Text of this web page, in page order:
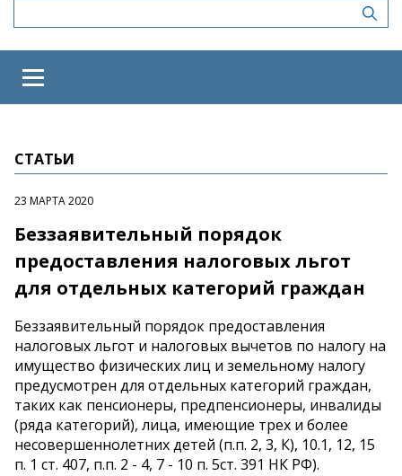
СТАТЬИ
23 МАРТА 2020
Беззаявительный порядок
предоставления налоговых льгот
для отдельных категорий граждан
Беззаявительный порядок предоставления
налоговых льгот и налоговых вычетов по налогу на
имущество физических лиц и земельному налогу
предусмотрен для отдельных категорий граждан,
таких как пенсионеры, предпенсионеры, инвалиды
(ряда категорий), лица, имеющие трех и более
несовершеннолетних детей (п.п. 2, 3, К), 10.1, 12, 15
п. 1 ст. 407, п.п. 2 - 4, 7 - 10 п. 5ст. 391 НК РФ).